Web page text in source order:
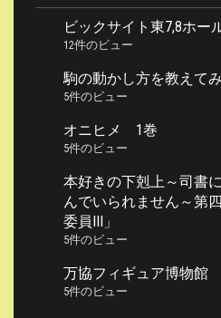
ビックサイト東7,8ホー
12件のビュー
駒の動かし方を教えて
5件のビュー
オニヒメ 1巻
5件のビュー
本好きの下剋上～司書
んでいられません～第
委員III」
5件のビュー
万協フィギュア博物館
5件のビュー